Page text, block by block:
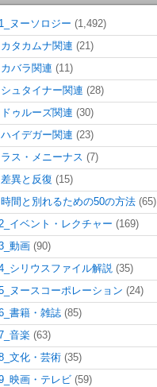
ヌーソロジー (1,492)
カタカムナ関連 (21)
カバラ関連 (11)
シュタイナー関連 (28)
ドゥルーズ関連 (30)
ハイデガー関連 (23)
ラス・メニーナス (7)
差異と反復 (15)
時間と別れるための50の方法 (65)
イベント・レクチャー (169)
動画 (90)
シリウスファイル解説 (35)
ヌースコーポレーション (24)
書籍・雑誌 (85)
音楽 (63)
文化・芸術 (35)
映画・テレビ (59)